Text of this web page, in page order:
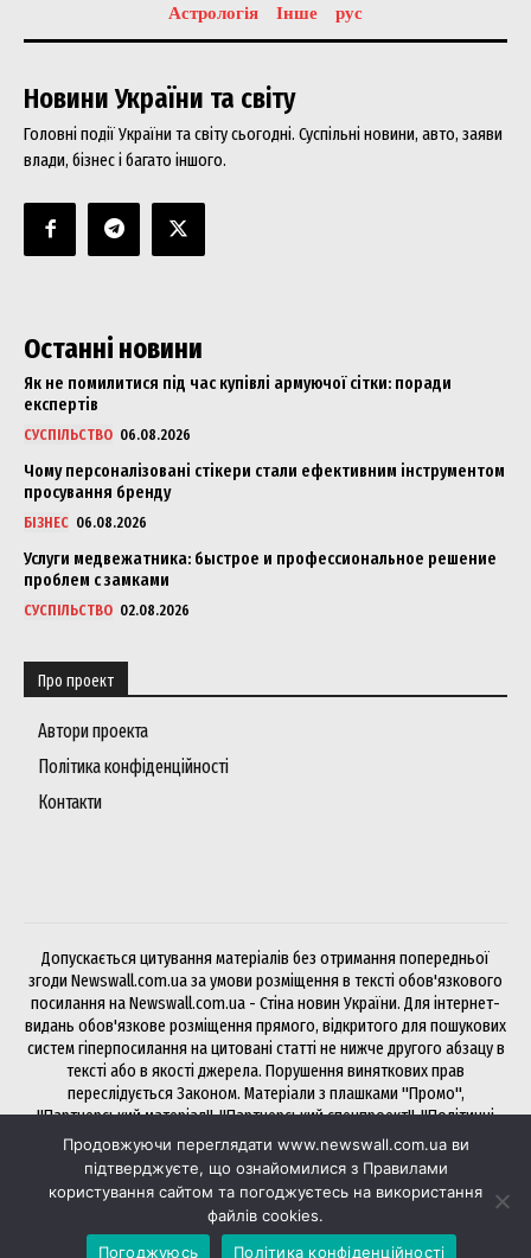
Астрологія
Інше рус
Новини України та світу
Головні події України та світу сьогодні. Суспільні новини, авто, заяви
влади, бізнес і багато іншого.
Останні новини
Як не помилитися під час купівлі армуючої сітки: поради
експертів
СУСПІЛЬСТВО 06.08.2026
Чому персоналізовані стікери стали ефективним інструментом
просування бренду
БІЗНЕС 06.08.2026
Услуги медвежатника: быстрое и профессиональное решение
проблем с замками
СУСПІЛЬСТВО 02.08.2026
Про проект
Автори проекта
Політика конфіденційності
Контакти
Допускається цитування матеріалів без отримання попередньої
згоди Newswall.com.ua за умови розміщення в тексті обов'язкового
посилання на Newswall.com.ua - Стіна новин України. Для інтернет-
видань обов'язкове розміщення прямого, відкритого для пошукових
систем гіперпосилання на цитовані статті не нижче другого абзацу в
тексті або в якості джерела. Порушення виняткових прав
переслідується Законом. Матеріали з плашками "Промо",
"Партнерський матеріал", "Партнерський спецпроект", "Політичні
новини", "Прес-реліз", "PR", "Офіційно" публікуються на правах
реклами.
Хочете розмістити статтю чи посилання на NewsWall? Будь ласка,
черезбіржу Collaborator— зручно і швидко.
Продовжуючи переглядати www.newswall.com.ua ви
підтверджуєте, що ознайомилися з Правилами
користування сайтом та погоджуєтесь на використання
файлів cookies.
Погоджуюсь
Політика конфіденційності